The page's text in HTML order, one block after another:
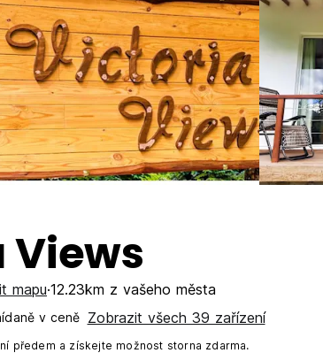
mapu 12.23km z vašeho města
v ceně‎ Zobrazit všech 39 zařízení
předem a získejte možnost storna zdarma.